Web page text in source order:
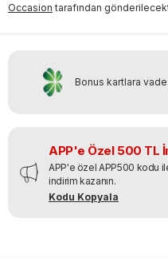
Occasion tarafından
Bonus kartlara
APP'e Özel 500 TL
APP'e özel APP500 kodu
indirim kazanın.
Kodu Kopyala